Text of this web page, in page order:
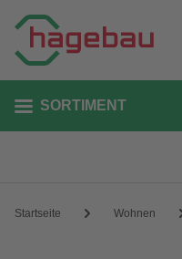
SORTIMENT
Startseite Wohnen